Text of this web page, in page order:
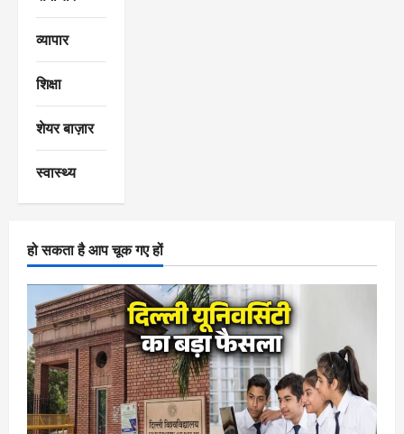
व्यापार
शिक्षा
शेयर बाज़ार
स्वास्थ्य
हो सकता है आप चूक गए हों